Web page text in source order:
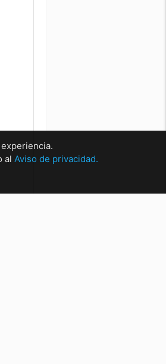
al Aviso de privacidad.